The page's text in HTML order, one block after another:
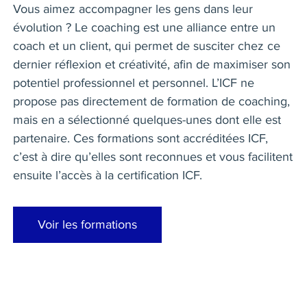
Vous aimez accompagner les gens dans leur
évolution ? Le coaching est une alliance entre un
coach et un client, qui permet de susciter chez ce
dernier réflexion et créativité, afin de maximiser son
potentiel professionnel et personnel. L’ICF ne
propose pas directement de formation de coaching,
mais en a sélectionné quelques-unes dont elle est
partenaire. Ces formations sont accréditées ICF,
c’est à dire qu’elles sont reconnues et vous facilitent
ensuite l’accès à la certification ICF.
Voir les formations